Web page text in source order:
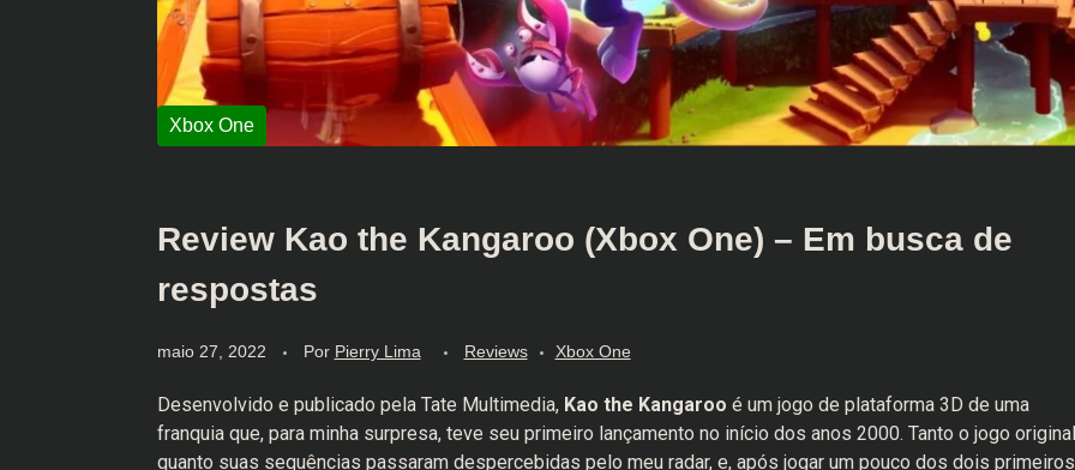
Review Kao the Kangaroo (Xbox One) – Em busca de
respostas
maio 27, 2022 Por Pierry Lima Reviews Xbox One
Desenvolvido e publicado pela Tate Multimedia, Kao the Kangaroo é um jogo de plataforma 3D de uma
franquia que, para minha surpresa, teve seu primeiro lançamento no início dos anos 2000. Tanto o jogo original
quanto suas sequências passaram despercebidas pelo meu radar, e, após jogar um pouco dos dois primeiros